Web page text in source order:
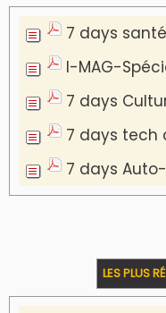
7 days
I-MAG-
7 days
7 days tech
7 days
LES PLUS